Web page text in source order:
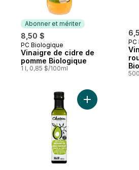
Abonner et mériter
8,50 $
Abonner et mériter
PC Biologique
Vinaigre de cidre de
pomme Biologique
1 l, 0,85 $/100ml
PC
Ajouter Pure à